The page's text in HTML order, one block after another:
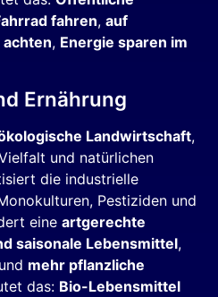
fahren, auf
, Energie sparen im
Ernährung
Landwirtschaft,
und natürlichen
die industrielle
Pestiziden und
eine artgerechte
saisonale Lebensmittel,
und mehr pflanzliche
das: Bio-Lebensmittel